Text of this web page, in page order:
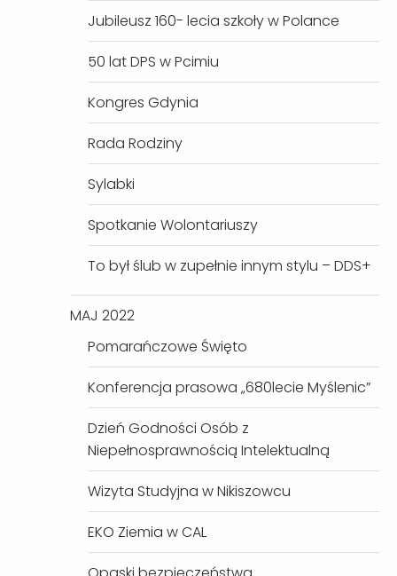
Jubileusz 160- lecia szkoły w Polance
50 lat DPS w Pcimiu
Kongres Gdynia
Rada Rodziny
Sylabki
Spotkanie Wolontariuszy
To był ślub w zupełnie innym stylu – DDS+
MAJ 2022
Pomarańczowe Święto
Konferencja prasowa „680lecie Myślenic”
Dzień Godności Osób z
Niepełnosprawnością Intelektualną
Wizyta Studyjna w Nikiszowcu
EKO Ziemia w CAL